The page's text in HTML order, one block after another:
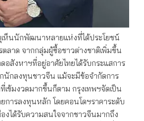
เห็นนักพัฒนาหลายแห่งที่ได้ประโยชน์
ลาด จากกลุ่มผู้ซื้อชาวต่างชาติเพิ่มขึ้น
อสังหาฯที่อยู่อาศัยไทยได้รับกระแสการ
นักลงทุนชาวจีน แม้จะมีข้อจำกัดการ
เข้มงวดมากขึ้นก็ตาม กรุงเทพฯจัดเป็น
การลงทุนหลัก โดยคอนโดฯราคาระดับ
งได้รับความสนใจจากชาวจีนมากถึง